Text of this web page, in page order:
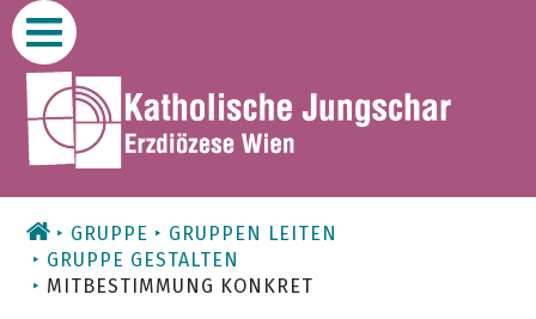
Zum
Inhalt
GRUPPE
GRUPPEN LEITEN
GRUPPE GESTALTEN
MITBESTIMMUNG KONKRET